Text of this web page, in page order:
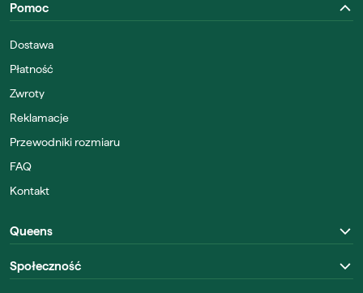
Pomoc
Dostawa
Płatność
Zwroty
Reklamacje
Przewodniki rozmiaru
FAQ
Kontakt
Queens
Społeczność